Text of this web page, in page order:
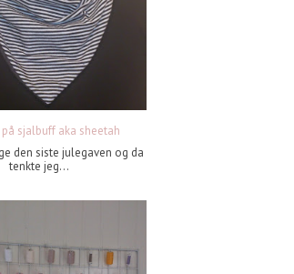
sjalbuff aka sheetah
den siste julegaven og da
tenkte jeg...